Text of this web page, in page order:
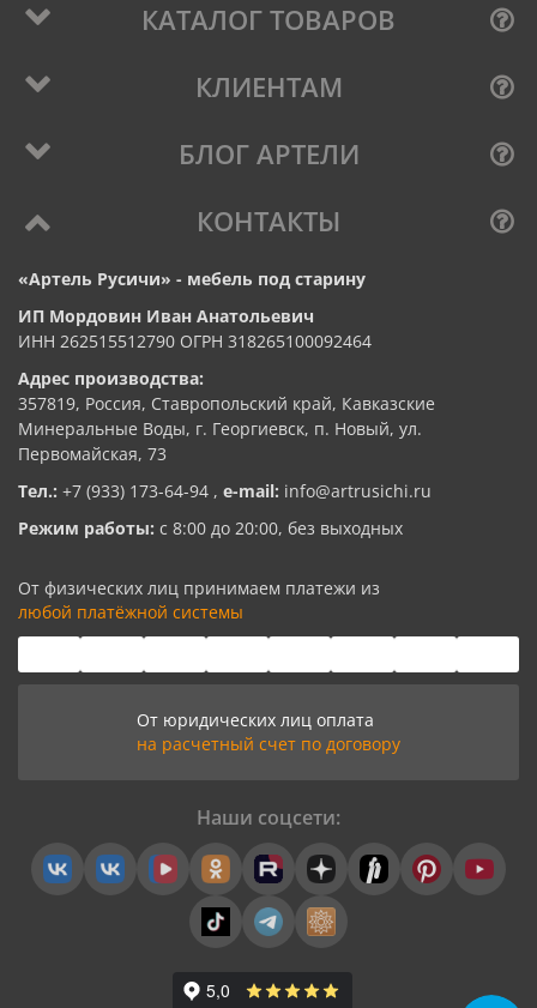
КАТАЛОГ ТОВАРОВ
КЛИЕНТАМ
БЛОГ АРТЕЛИ
КОНТАКТЫ
«Артель Русичи» - мебель под старину
ИП Мордовин Иван Анатольевич
ИНН 262515512790 ОГРН 318265100092464
Адрес производства:
357819, Россия, Ставропольский край, Кавказские
Минеральные Воды, г. Георгиевск, п. Новый, ул.
Первомайская, 73
Тел.: +7 (933) 173-64-94 , e-mail: info@artrusichi.ru
Режим работы: с 8:00 до 20:00, без выходных
От физических лиц принимаем платежи из
любой платёжной системы
От юридических лиц оплата
на расчетный счет по договору
Наши соцсети: